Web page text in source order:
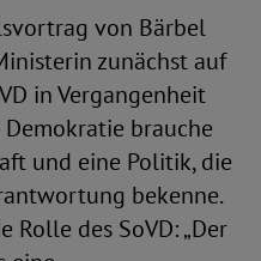
von Bärbel
zunächst auf
in Vergangenheit
brauche
und eine Politik, die
bekenne.
Rolle des SoVD: „Der